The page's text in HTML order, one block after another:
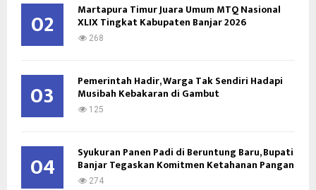
H
02 Martapura Timur Juara Umum MTQ Nasional
XLIX Tingkat Kabupaten Banjar 2026
268
03 Pemerintah Hadir, Warga Tak Sendiri Hadapi
Musibah Kebakaran di Gambut
125
04 Syukuran Panen Padi di Beruntung Baru, Bupati
Banjar Tegaskan Komitmen Ketahanan Pangan
274